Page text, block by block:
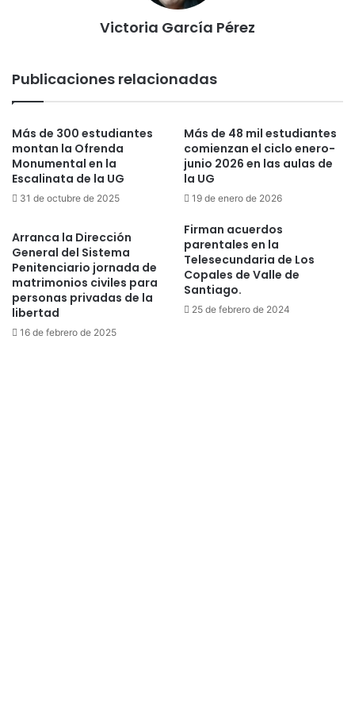
Victoria García Pérez
Publicaciones relacionadas
Más de 300 estudiantes
montan la Ofrenda
Monumental en la
Escalinata de la UG
31 de octubre de 2025
Más de 48 mil estudiantes
comienzan el ciclo enero-
junio 2026 en las aulas de
la UG
19 de enero de 2026
Arranca la Dirección
General del Sistema
Penitenciario jornada de
matrimonios civiles para
personas privadas de la
libertad
16 de febrero de 2025
Firman acuerdos
parentales en la
Telesecundaria de Los
Copales de Valle de
Santiago.
25 de febrero de 2024